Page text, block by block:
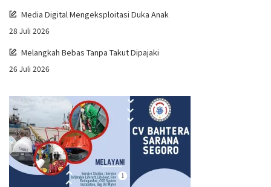
Media Digital Mengeksploitasi Duka Anak
28 Juli 2026
Melangkah Bebas Tanpa Takut Dipajaki
26 Juli 2026